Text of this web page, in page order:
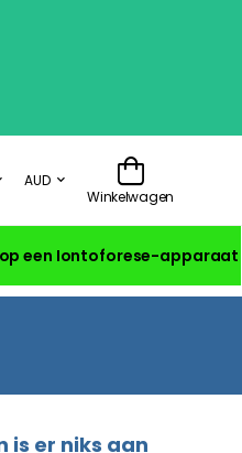
AUD
Winkelwagen
een Iontoforese-apparaat
is er niks aan